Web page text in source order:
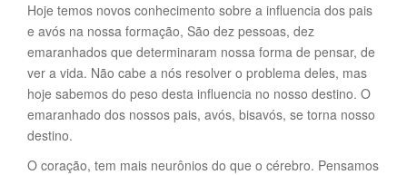
Hoje temos novos conhecimento sobre a influencia dos pais
e avós na nossa formação, São dez pessoas, dez
emaranhados que determinaram nossa forma de pensar, de
ver a vida. Não cabe a nós resolver o problema deles, mas
hoje sabemos do peso desta influencia no nosso destino. O
emaranhado dos nossos pais, avós, bisavós, se torna nosso
destino.
O coração, tem mais neurônios do que o cérebro. Pensamos